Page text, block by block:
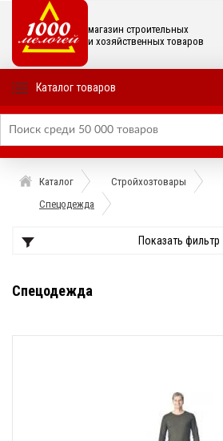
магазин строительных
и хозяйственных товаров
Каталог товаров
Каталог Стройхозтовары
Спецодежда
Показать фильтр
Спецодежда